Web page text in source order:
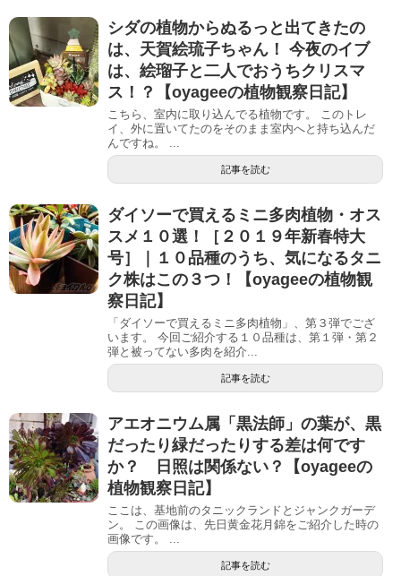
シダの植物からぬるっと出てきたの
は、天賀絵琉子ちゃん！ 今夜のイブ
は、絵瑠子と二人でおうちクリスマ
ス！？【oyageeの植物観察日記】
こちら、室内に取り込んでる植物です。 このトレ
イ、外に置いてたのをそのまま室内へと持ち込んだ
んですね。 ...
記事を読む
ダイソーで買えるミニ多肉植物・オス
スメ１０選！［２０１９年新春特大
号］｜１０品種のうち、気になるタニ
ク株はこの３つ！【oyageeの植物観
察日記】
「ダイソーで買えるミニ多肉植物」、第３弾でござ
います。 今回ご紹介する１０品種は、第１弾・第２
弾と被ってない多肉を紹介...
記事を読む
アエオニウム属「黒法師」の葉が、黒
だったり緑だったりする差は何です
か？ 日照は関係ない？【oyageeの
植物観察日記】
ここは、基地前のタニックランドとジャンクガーデ
ン。 この画像は、先日黄金花月錦をご紹介した時の
画像です。 ...
記事を読む